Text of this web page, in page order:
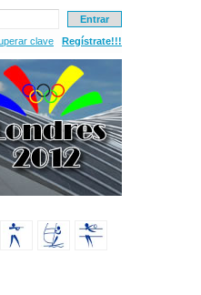
clave Regístrate!!!